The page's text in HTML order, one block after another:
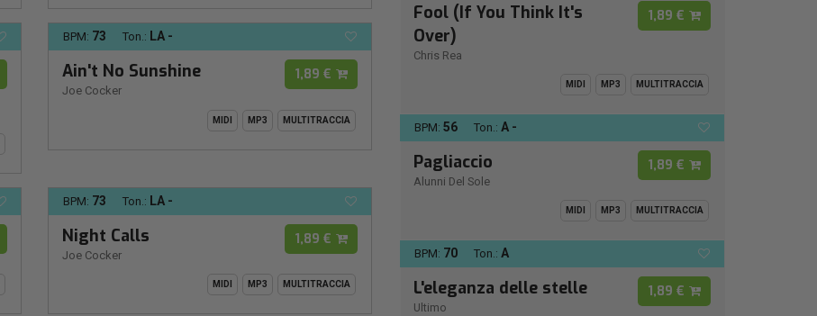
BPM: 73 Ton.: LA -
Ain't No Sunshine
Joe Cocker
1,89 €
MIDI MP3 MULTITRACCIA
BPM: 73 Ton.: LA -
Night Calls
Joe Cocker
1,89 €
MIDI MP3 MULTITRACCIA
Fool (If You Think It's
Over)
Chris Rea
1,89 €
MIDI MP3 MULTITRACCIA
BPM: 56 Ton.: A -
Pagliaccio
Alunni Del Sole
1,89 €
MIDI MP3 MULTITRACCIA
BPM: 70 Ton.: A
L'eleganza delle stelle
Ultimo
1,89 €